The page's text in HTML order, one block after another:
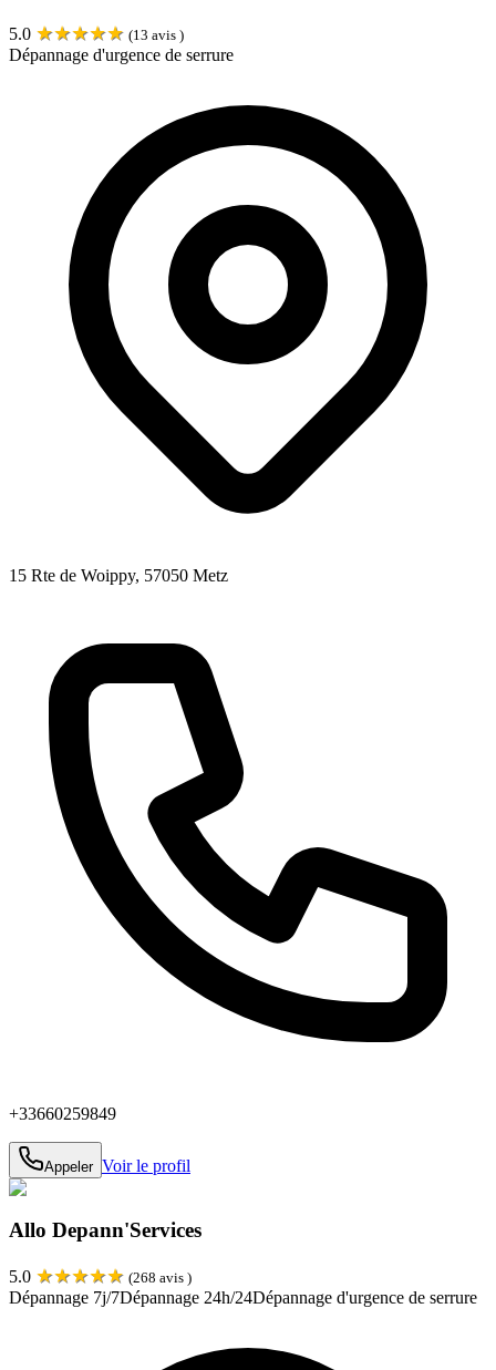
5.0 ★★★★★ (13 avis )
Dépannage d'urgence de serrure
15 Rte de Woippy, 57050 Metz
+33660259849
Appeler Voir le profil
Allo Depann'Services
5.0 ★★★★★ (268 avis )
Dépannage 7j/7Dépannage 24h/24Dépannage d'urgence de serrure